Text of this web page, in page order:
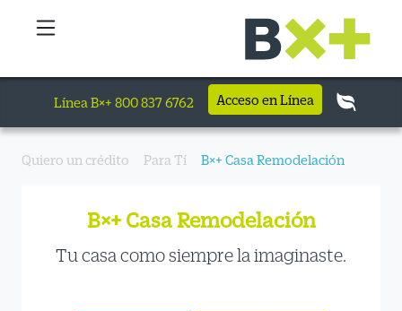
Línea B×+ 800 837 6762 Acceso en Línea
Quiero un crédito Para Tí B×+ Casa Remodelación
B×+ Casa Remodelación
Tu casa como siempre la imaginaste.